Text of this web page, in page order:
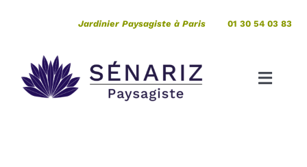
Jardinier Paysagiste à Paris 01 30 54 03 83
Toggle